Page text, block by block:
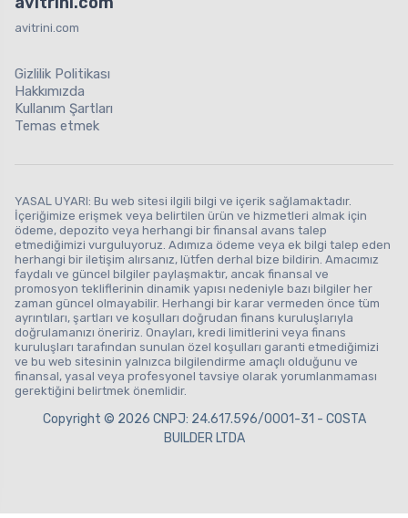
avitrini.com
Gizlilik Politikası
Hakkımızda
Kullanım Şartları
Temas etmek
YASAL UYARI: Bu web sitesi ilgili bilgi ve içerik sağlamaktadır.
İçeriğimize erişmek veya belirtilen ürün ve hizmetleri almak için
ödeme, depozito veya herhangi bir finansal avans talep
etmediğimizi vurguluyoruz. Adımıza ödeme veya ek bilgi talep eden
herhangi bir iletişim alırsanız, lütfen derhal bize bildirin. Amacımız
faydalı ve güncel bilgiler paylaşmaktır, ancak finansal ve
promosyon tekliflerinin dinamik yapısı nedeniyle bazı bilgiler her
zaman güncel olmayabilir. Herhangi bir karar vermeden önce tüm
ayrıntıları, şartları ve koşulları doğrudan finans kuruluşlarıyla
doğrulamanızı öneririz. Onayları, kredi limitlerini veya finans
kuruluşları tarafından sunulan özel koşulları garanti etmediğimizi
ve bu web sitesinin yalnızca bilgilendirme amaçlı olduğunu ve
finansal, yasal veya profesyonel tavsiye olarak yorumlanmaması
gerektiğini belirtmek önemlidir.
Copyright © 2026 CNPJ: 24.617.596/0001-31 - COSTA
BUILDER LTDA